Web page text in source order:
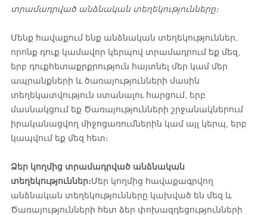
տրամադրված անձնական տեղեկությունները։
Մենք հավաքում ենք անձնական տեղեկություններ,
որոնք դուք կամավոր կերպով տրամադրում եք մեզ,
երբ դուքհետաքրքրություն հայտնել մեր կամ մեր
ապրանքների և ծառայությունների մասին
տեղեկատվություն ստանալու հարցում, երբ
մասնակցում եք Ծառայությունների շրջանակներում
իրականացվող միջոցառումներին կամ այլ կերպ, երբ
կապվում եք մեզ հետ։
Ձեր կողմից տրամադրված անձնական
տեղեկություններ։Մեր կողմից հավաքագրվող
անձնական տեղեկությունները կախված են մեզ և
Ծառայությունների հետ ձեր փոխազդեցությունների